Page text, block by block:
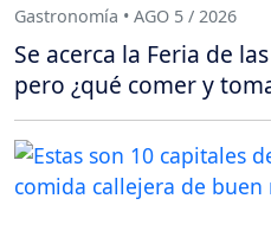
Gastronomía • AGO 5 / 2026
Se acerca la Feria de
pero ¿qué comer y